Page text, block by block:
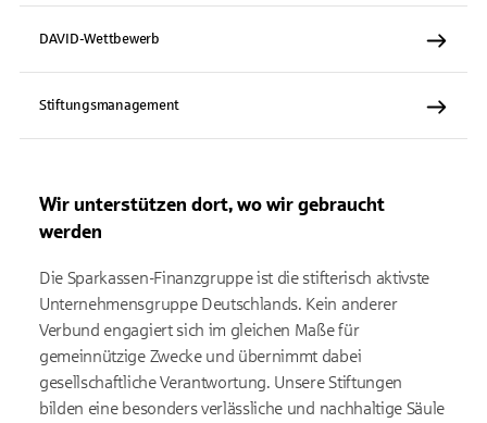
DAVID-Wettbewerb
Stiftungsmanagement
Wir unterstützen dort, wo wir gebraucht
werden
Die Sparkassen-Finanzgruppe ist die stifterisch aktivste
Unternehmensgruppe Deutschlands. Kein anderer
Verbund engagiert sich im gleichen Maße für
gemeinnützige Zwecke und übernimmt dabei
gesellschaftliche Verantwortung. Unsere Stiftungen
bilden eine besonders verlässliche und nachhaltige Säule